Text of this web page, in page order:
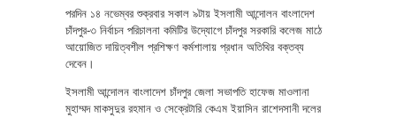
পরদিন ১৪ নভেম্বর শুক্রবার সকাল ৯টায় ইসলামী আন্দোলন বাংলাদেশ
চাঁদপুর-৩ নির্বাচন পরিচালনা কমিটির উদ্যোগে চাঁদপুর সরকারি কলেজ মাঠে
আয়োজিত দায়িত্বশীল প্রশিক্ষণ কর্মশালায় প্রধান অতিথির বক্তব্য
দেবেন।
ইসলামী আন্দোলন বাংলাদেশ চাঁদপুর জেলা সভাপতি হাফেজ মাওলানা
মুহাম্মদ মাকসুদুর রহমান ও সেক্রেটারি কেএম ইয়াসিন রাশেদসানী দলের